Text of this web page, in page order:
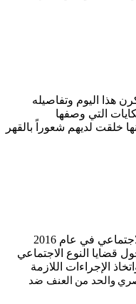
هذا اليوم وتفاصيله
التي وصفها
خلقت لديهم شعوراً بالقهر
تأسس مركز تدوين لدراسات النوع الاجتماعي في عام 2016
قضايا النوع الاجتماعي
الإجراءات اللازمة
والحد من العنف ضد